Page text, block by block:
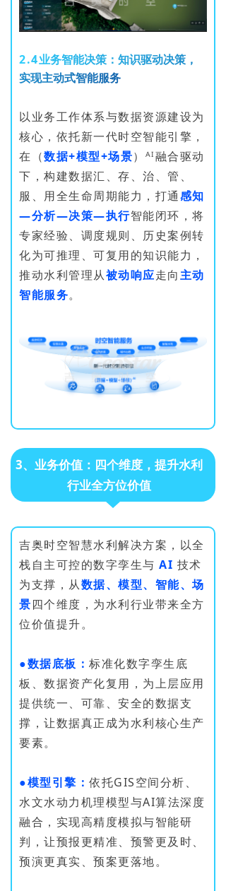
2.4业务智能决策： 知识驱动决策，
实现主动式智能服务
以业务工作体系与数据资源建设为
核心，依托新一代时空智能引擎，
在（数据+模型+场景）ᴬᴵ融合驱动
下，构建数据汇、存、治、管、
服、用全生命周期能力，打通感知
—分析—决策—执行智能闭环，将
专家经验、调度规则、历史案例转
化为可推理、可复用的知识能力，
推动水利管理从被动响应走向主动
智能服务。
3、业务价值：四个维度，提升水利
行业全方位价值
吉奥时空智慧水利解决方案，以全
栈自主可控的数字孪生与 AI 技术
为支撑，从数据、模型、智能、场
景四个维度，为水利行业带来全方
位价值提升。
●数据底板： 标准化数字孪生底
板、数据资产化复用，为上层应用
提供统一、可靠、安全的数据支
撑，让数据真正成为水利核心生产
要素。
●模型引擎： 依托GIS空间分析、
水文水动力机理模型与AI算法深度
融合，实现高精度模拟与智能研
判，让预报更精准、预警更及时、
预演更真实、预案更落地。